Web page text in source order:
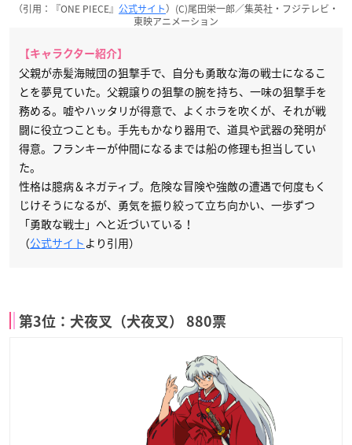
（引用：『ONE PIECE』 公式サイト）(C)尾田栄一郎／集英社・フジテレビ・
東映アニメーション
【キャラクター紹介】
父親が赤髪海賊団の狙撃手で、自分も勇敢な海の戦士になるこ
とを夢見ていた。父親譲りの狙撃の腕を持ち、一味の狙撃手を
務める。嘘やハッタリが得意で、よくホラを吹くが、それが戦
闘に役立つことも。手先もかなり器用で、道具や武器の発明が
得意。フランキーが仲間になるまでは船の修理も担当してい
た。
性格は臆病＆ネガティブ。危険な冒険や強敵の遭遇で何度もく
じけそうになるが、勇気を振り絞って立ち向かい、一歩ずつ
「勇敢な戦士」へと近づいている！
（公式サイト より引用）
第3位：犬夜叉（犬夜叉） 880票